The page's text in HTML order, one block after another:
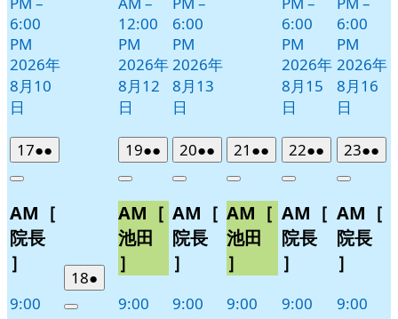
6:00
PM
2026年
8月10
日
12:00
PM
2026年
8月12
日
6:00
PM
2026年
8月13
日
6:00
PM
2026年
8月15
日
6:00
PM
2026年
8月16
日
172026
年
月
17
日
●●
件
イ
Close
AM［
院長
］
9:00
182026
年
●
件
192026
年
月
19
日
●●
件
イ
ベ
ト)
Close
AM［
池田
］
9:00
202026
年
月
20
日
●●
件
イ
ベ
ト)
Close
AM［
院長
］
9:00
21 2026
年
月
21
日
●●
件
イ
ベ
ト)
Close
AM［
池田
］
9:00
222026
年
月
22
日
●●
件
イ
ベ
ト)
Close
AM［
院長
］
9:00
232026
年
月
23
日
●●
件
イ
Close
AM［
院長
］
9:00